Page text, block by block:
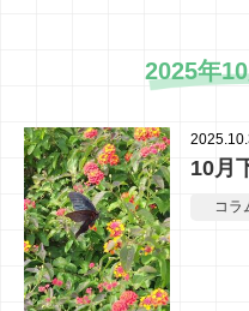
2025年
10月
コラ